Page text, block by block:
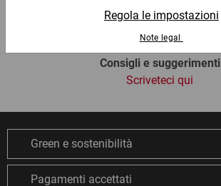
Consigli e suggerimenti
Scriveteci qui
Green e sostenibilità
Pagamenti accettati